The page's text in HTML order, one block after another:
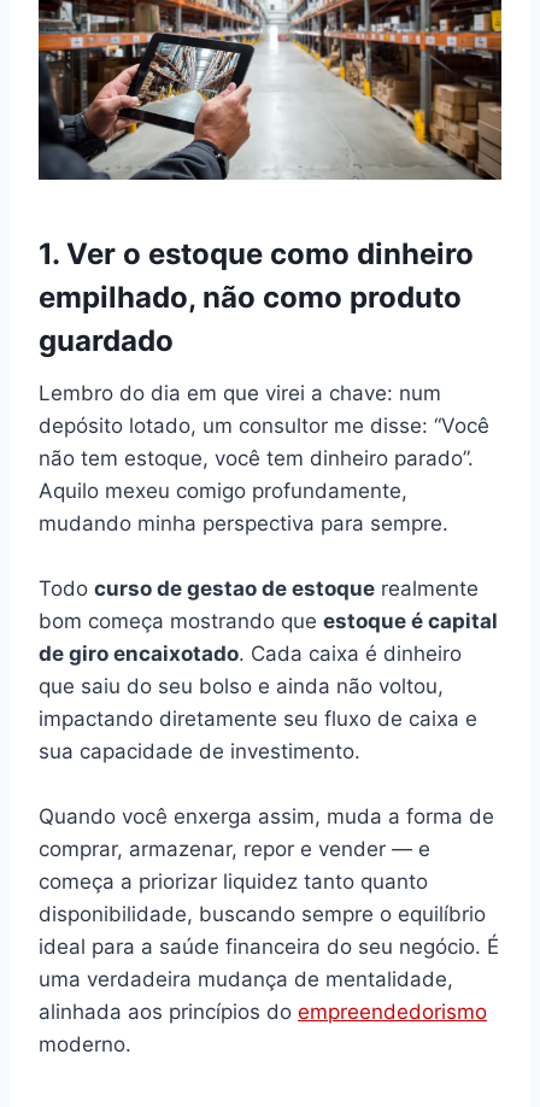
1. Ver o estoque como dinheiro
empilhado, não como produto
guardado
Lembro do dia em que virei a chave: num
depósito lotado, um consultor me disse: “Você
não tem estoque, você tem dinheiro parado”.
Aquilo mexeu comigo profundamente,
mudando minha perspectiva para sempre.
Todo curso de gestao de estoque realmente
bom começa mostrando que estoque é capital
de giro encaixotado. Cada caixa é dinheiro
que saiu do seu bolso e ainda não voltou,
impactando diretamente seu fluxo de caixa e
sua capacidade de investimento.
Quando você enxerga assim, muda a forma de
comprar, armazenar, repor e vender — e
começa a priorizar liquidez tanto quanto
disponibilidade, buscando sempre o equilíbrio
ideal para a saúde financeira do seu negócio. É
uma verdadeira mudança de mentalidade,
alinhada aos princípios do empreendedorismo
moderno.